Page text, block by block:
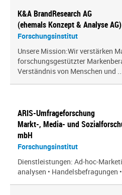
K&A BrandResearch AG
(ehemals Konzept & Analyse AG)
Forschungsinstitut
Unsere Mission:Wir verstärken
forschungsgestützter
Verständnis von Menschen und
ARIS-Umfrageforschung
Markt-, Media- und
mbH
Forschungsinstitut
Dienstleistungen: Ad-hoc-
analysen • Handelsbefragungen